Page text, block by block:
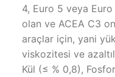
4, Euro 5 veya
olan ve ACEA C3
araçlar için, yani
viskozitesi ve
Kül (≤ % 0,8),